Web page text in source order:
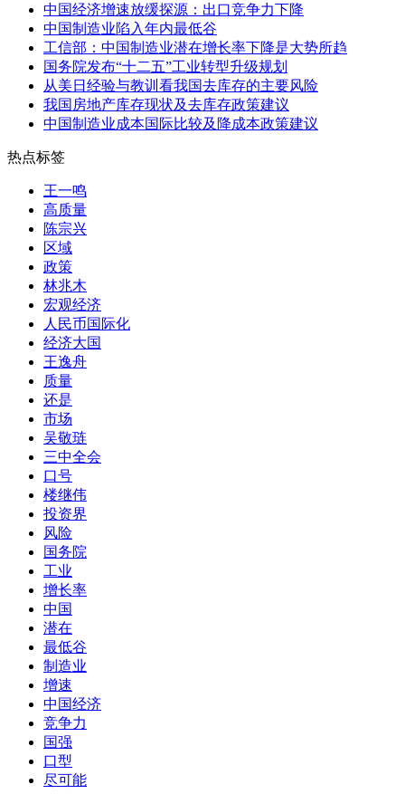
中国经济增速放缓探源：出口竞争力下降
中国制造业陷入年内最低谷
工信部：中国制造业潜在增长率下降是大势所趋
国务院发布“十二五”工业转型升级规划
从美日经验与教训看我国去库存的主要风险
我国房地产库存现状及去库存政策建议
中国制造业成本国际比较及降成本政策建议
热点标签
王一鸣
高质量
陈宗兴
区域
政策
林兆木
宏观经济
人民币国际化
经济大国
王逸舟
质量
还是
市场
吴敬琏
三中全会
口号
楼继伟
投资界
风险
国务院
工业
增长率
中国
潜在
最低谷
制造业
增速
中国经济
竞争力
国强
口型
尽可能